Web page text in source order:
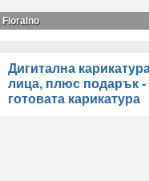
Floralno
Дигитална
лица, плюс подарък -
готовата карикатура